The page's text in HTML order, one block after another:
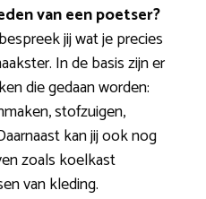
van een poetser?
jij wat je precies
In de basis zijn er
die gedaan worden:
stofzuigen,
kan jij ook nog
zoals koelkast
van kleding.